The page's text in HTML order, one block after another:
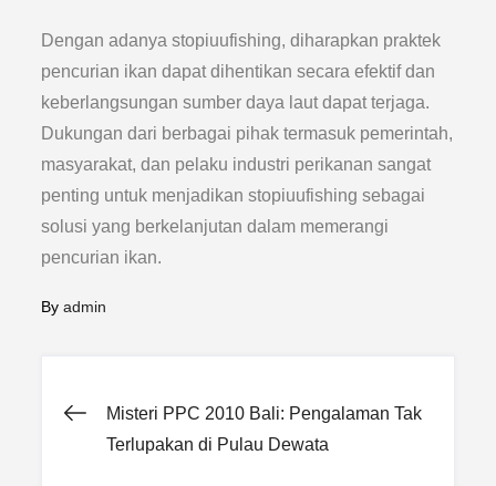
Dengan adanya stopiuufishing, diharapkan praktek
pencurian ikan dapat dihentikan secara efektif dan
keberlangsungan sumber daya laut dapat terjaga.
Dukungan dari berbagai pihak termasuk pemerintah,
masyarakat, dan pelaku industri perikanan sangat
penting untuk menjadikan stopiuufishing sebagai
solusi yang berkelanjutan dalam memerangi
pencurian ikan.
Byadmin
Post
Misteri PPC 2010 Bali: Pengalaman Tak
Terlupakan di Pulau Dewata